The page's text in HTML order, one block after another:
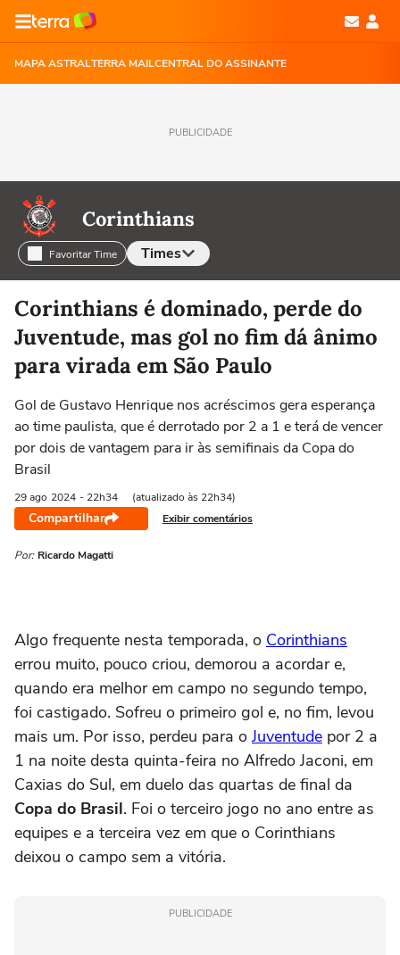
MAPA ASTRALTERRA MAILCENTRAL DO ASSINANTE
PUBLICIDADE
Corinthians
Favoritar Time Times
Selecione o time para ver as notícias
Corinthians é dominado, perde do
Juventude, mas gol no fim dá ânimo
para virada em São Paulo
Gol de Gustavo Henrique nos acréscimos gera esperança
ao time paulista, que é derrotado por 2 a 1 e terá de vencer
por dois de vantagem para ir às semifinais da Copa do
Brasil
29 ago 2024 - 22h34 (atualizado às 22h34)
Compartilhar Exibir comentários
Por: Ricardo Magatti
Algo frequente nesta temporada, o Corinthians
errou muito, pouco criou, demorou a acordar e,
quando era melhor em campo no segundo tempo,
foi castigado. Sofreu o primeiro gol e, no fim, levou
mais um. Por isso, perdeu para o Juventude por 2 a
1 na noite desta quinta-feira no Alfredo Jaconi, em
Caxias do Sul, em duelo das quartas de final da
Copa do Brasil. Foi o terceiro jogo no ano entre as
equipes e a terceira vez em que o Corinthians
deixou o campo sem a vitória.
PUBLICIDADE